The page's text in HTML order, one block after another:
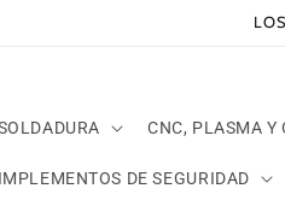
CNC, PLASMA Y
IMPLEMENTOS DE SEGURIDAD